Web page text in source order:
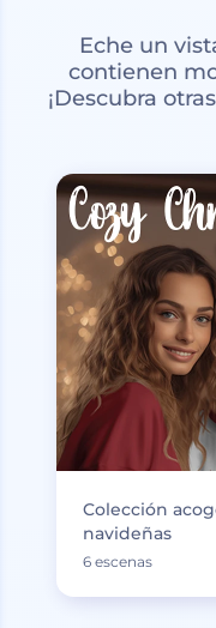
Eche un
contienen
¡Descubra
Colección
navideñas
6 escenas